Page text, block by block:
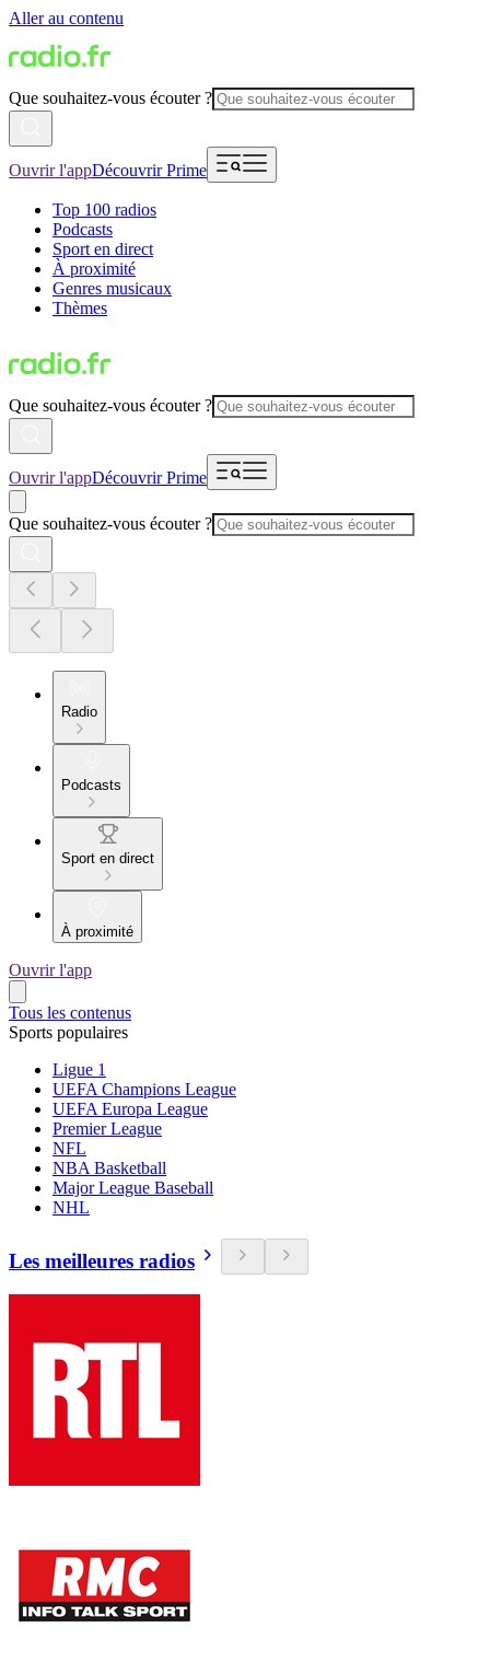
Aller au contenu
Que souhaitez-vous écouter ?
Ouvrir l'appDécouvrir Prime
Top 100 radios
Podcasts
Sport en direct
À proximité
Genres musicaux
Thèmes
Que souhaitez-vous écouter ?
Ouvrir l'appDécouvrir Prime
Que souhaitez-vous écouter ?
Radio
Podcasts
Sport en direct
À proximité
Ouvrir l'app
Tous les contenus
Sports populaires
Ligue 1
UEFA Champions League
UEFA Europa League
Premier League
NFL
NBA Basketball
Major League Baseball
NHL
Les meilleures radios